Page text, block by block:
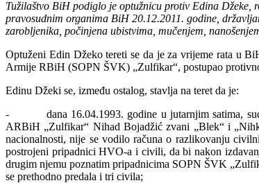
Tužilaštvo BiH podiglo je optužnicu protiv Edina Džeke,
pravosudnim organima BiH 20.12.2011. godine,
zarobljenika, počinjena ubistvima, mučenjem,
Optuženi Edin Džeko tereti se da je za vrijeme rata u
Armije RBiH (SOPN ŠVK) „Zulfikar“, postupao
Edinu Džeki se, između ostalog, stavlja na teret da je:
- dana 16.04.1993. godine u jutarnjim satima,
ARBiH „Zulfikar“ Nihad Bojadžić zvani „Blek“ i
nacionalnosti, nije se vodilo računa o razlikovanju
postrojeni pripadnici HVO-a i civili, da bi nakon
drugim njemu poznatim pripadnicima SOPN ŠVK
se prethodno predala i tri civila;